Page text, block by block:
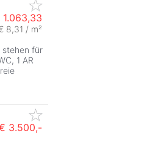
8,31 / m²
stehen für
1 AR
3.500,-